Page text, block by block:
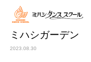
ミハシガーデン
2023.08.30